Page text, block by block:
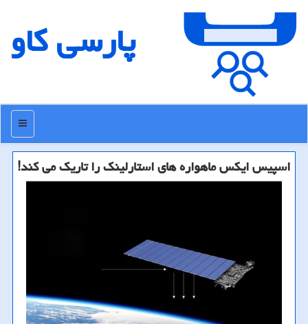
پارسی كاو
منو
اسپیس ایكس ماهواره های استارلینك را تاریك می كند!